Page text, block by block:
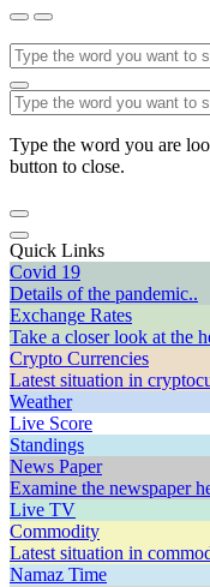
Type the word you are
button to close.
Quick Links
Covid 19
Details of the pandemic..
Exchange Rates
Take a closer look at the
Crypto Currencies
Latest situation in
Weather
Live Score
Standings
News Paper
Examine the newspaper
Live TV
Commodity
Latest situation in
Namaz Time